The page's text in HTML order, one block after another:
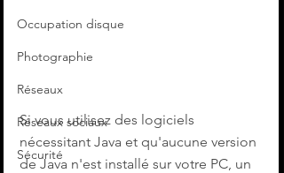
Occupation disque
Photographie
Réseaux
Réseaux sociaux
Sécurité
Si vous utilisez des logiciels
nécessitant Java et qu'aucune version
de Java n'est installé sur votre PC, un